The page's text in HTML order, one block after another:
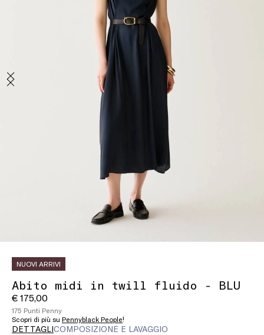
NUOVI ARRIVI
Abito midi in twill fluido - BLU
€ 175,00
175 Punti Penny
Scopri di più su Pennyblack People!
DETTAGLICOMPOSIZIONE E LAVAGGIO